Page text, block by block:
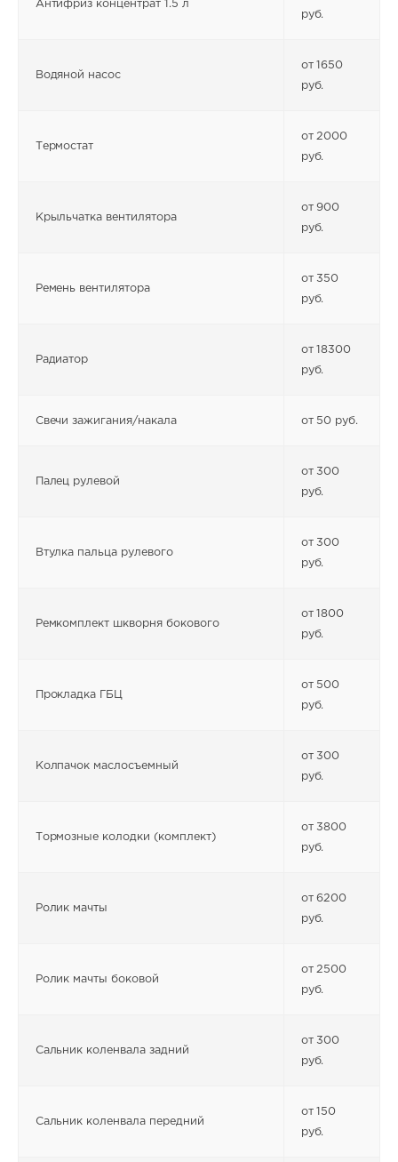
Антифриз концентрат 1.5 л
руб.
Водяной насос
от 1650
руб.
Термостат
от 2000
руб.
Крыльчатка вентилятора
от 900
руб.
Ремень вентилятора
от 350
руб.
Радиатор
от 18300
руб.
Свечи зажигания/накала от 50 руб.
Палец рулевой
от 300
руб.
Втулка пальца рулевого
от 300
руб.
Ремкомплект шкворня бокового
от 1800
руб.
Прокладка ГБЦ
от 500
руб.
Колпачок маслосъемный
от 300
руб.
Тормозные колодки (комплект)
от 3800
руб.
Ролик мачты
от 6200
руб.
Ролик мачты боковой
от 2500
руб.
Сальник коленвала задний
от 300
руб.
Сальник коленвала передний
от 150
руб.